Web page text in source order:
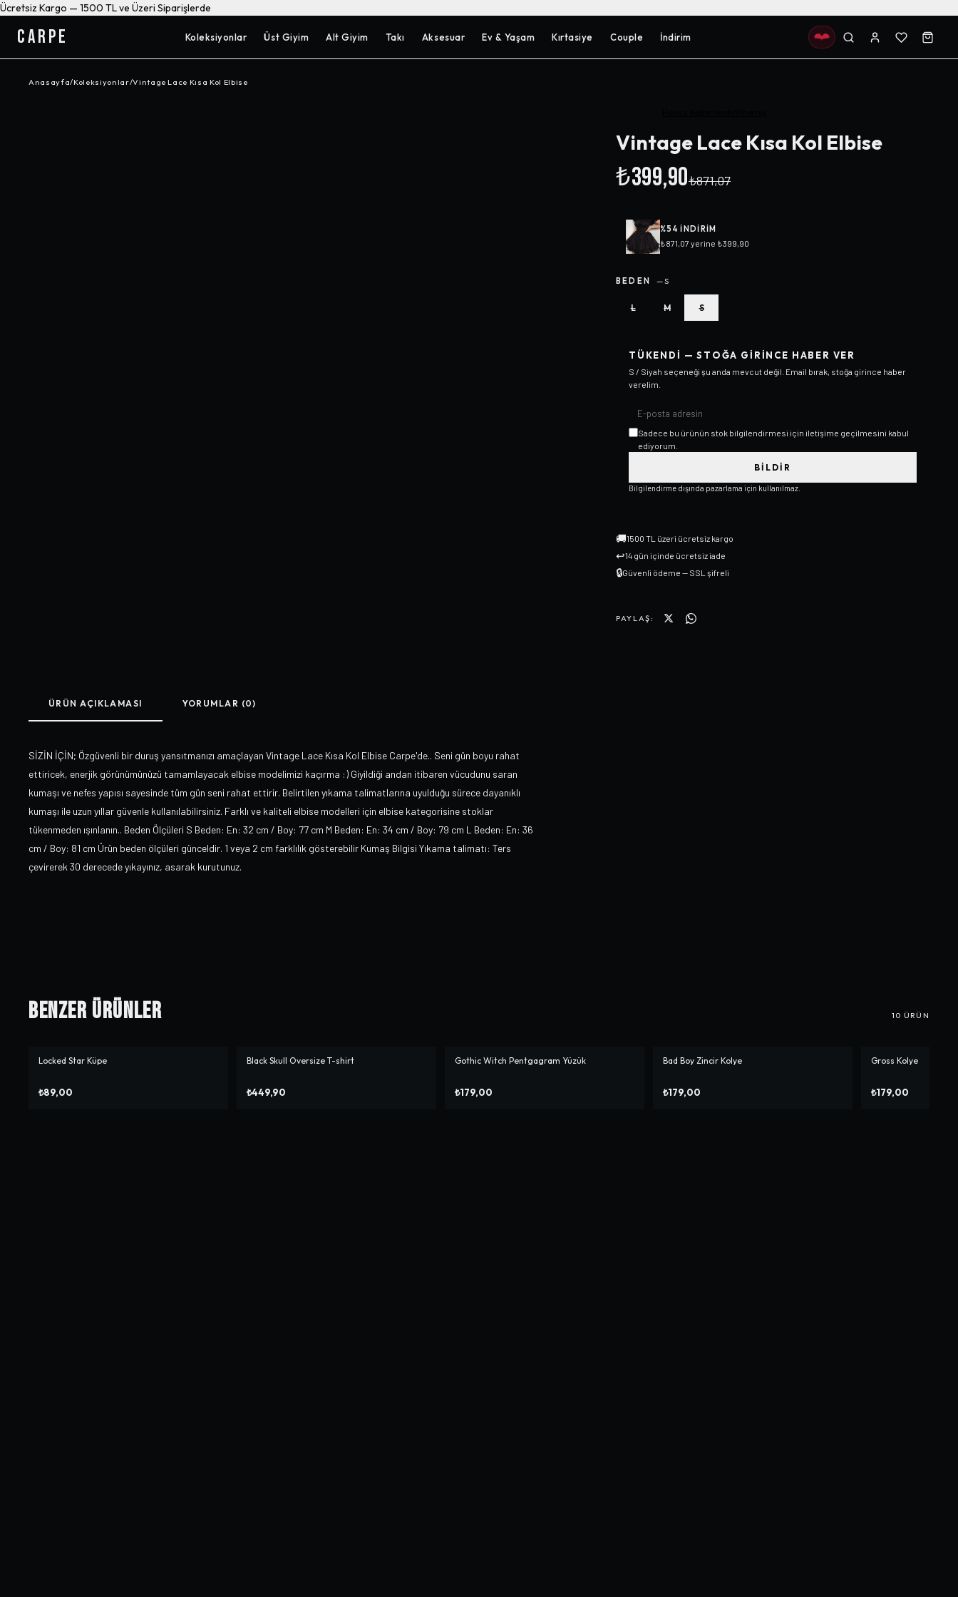
Ücretsiz Kargo — 1500 TL ve Üzeri Siparişlerde
CARPE Koleksiyonlar Üst Giyim Alt Giyim Takı Aksesuar Ev & Yaşam Kırtasiye Couple İndirim
Anasayfa/Koleksiyonlar/Vintage Lace Kısa Kol Elbise
Vintage Lace Kısa Kol Elbise
₺399,90₺871,07
%54INDIRIM
₺871,07 yerine ₺399,90
BEDEN —S
L M S
TÜKENDI — STOĞA GIRINCE HABER VER
S / Siyah seçeneği şu anda mevcut değil. Email bırak, stoğa girince haber
verelim.
Sadece bu ürünün stok bilgilendirmesi için iletişime geçilmesini kabul
ediyorum.
BILDIR
Bilgilendirme dışında pazarlama için kullanılmaz.
🚚1500 TL üzeri ücretsiz kargo
↩14 gün içinde ücretsiz iade
🔒Güvenli ödeme — SSL şifreli
PAYLAŞ:
ÜRÜN AÇIKLAMASI YORUMLAR (0)
SİZİN İÇİN; Özgüvenli bir duruş yansıtmanızı amaçlayan Vintage Lace Kısa Kol Elbise Carpe'de.. Seni gün boyu rahat
ettiricek, enerjik görünümünüzü tamamlayacak elbise modelimizi kaçırma :) Giyildiği andan itibaren vücudunu saran
kumaşı ve nefes yapısı sayesinde tüm gün seni rahat ettirir. Belirtilen yıkama talimatlarına uyulduğu sürece dayanıklı
kumaşı ile uzun yıllar güvenle kullanılabilirsiniz. Farklı ve kaliteli elbise modelleri için elbise kategorisine stoklar
tükenmeden ışınlanın.. Beden Ölçüleri S Beden: En: 32 cm / Boy: 77 cm M Beden: En: 34 cm / Boy: 79 cm L Beden: En: 36
cm / Boy: 81 cm Ürün beden ölçüleri günceldir. 1 veya 2 cm farklılık gösterebilir Kumaş Bilgisi Yıkama talimatı: Ters
çevirerek 30 derecede yıkayınız, asarak kurutunuz.
Benzer Ürünler 10 ÜRÜN
Locked Star Küpe
₺89,00
Black Skull Oversize T-shirt
₺449,90
Gothic Witch Pentgagram Yüzük
₺179,00
Bad Boy Zincir Kolye
₺179,00
Gross Kolye
₺179,00